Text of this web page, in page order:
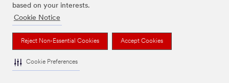
based on your interests.
Cookie Notice
Reject Non-Essential Cookies Accept Cookies
Cookie Preferences